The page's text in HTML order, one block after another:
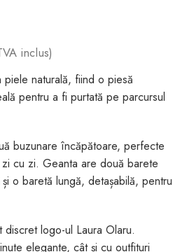
inclus)
naturală, fiind o piesă
pentru a fi purtată pe parcursul
buzunare încăpătoare, perfecte
cu zi. Geanta are două barete
o baretă lungă, detașabilă, pentru
logo-ul Laura Olaru.
elegante, cât și cu outfituri